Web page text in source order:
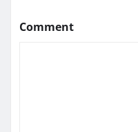
Comment